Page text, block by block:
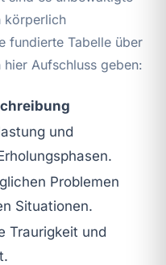
körperlich
fundierte Tabelle über
Aufschluss geben:
und
Problemen
Situationen.
Traurigkeit und